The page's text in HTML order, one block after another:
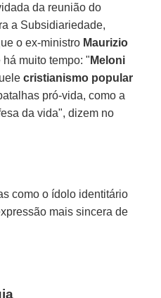
da reunião do
a Subsidiariedade,
o ex-ministro Maurizio
muito tempo: " Meloni
cristianismo popular
pró-vida, como a
da vida", dizem no
como o ídolo identitário
mais sincera de